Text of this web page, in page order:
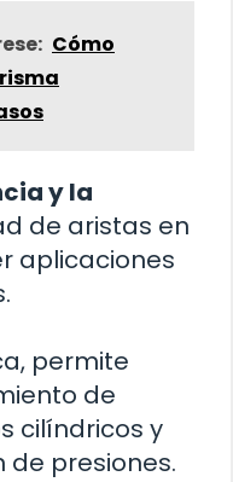
Cómo
y la
de aristas en
aplicaciones
permite
de
cilíndricos y
de presiones.